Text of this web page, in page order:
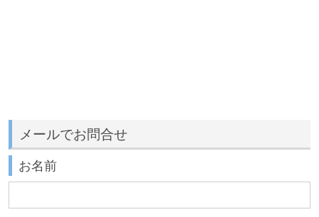
メールでお問合せ
お名前